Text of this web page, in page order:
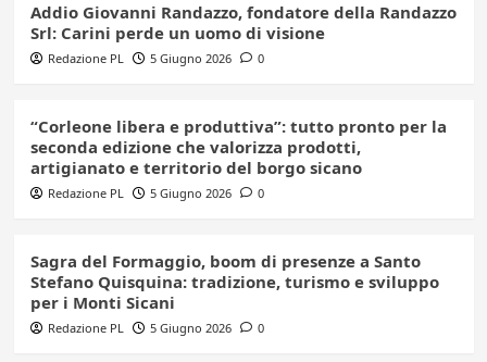
Addio Giovanni Randazzo, fondatore della Randazzo
Srl: Carini perde un uomo di visione
Redazione PL 5 Giugno 2026 0
“Corleone libera e produttiva”: tutto pronto per la
seconda edizione che valorizza prodotti,
artigianato e territorio del borgo sicano
Redazione PL 5 Giugno 2026 0
Sagra del Formaggio, boom di presenze a Santo
Stefano Quisquina: tradizione, turismo e sviluppo
per i Monti Sicani
Redazione PL 5 Giugno 2026 0